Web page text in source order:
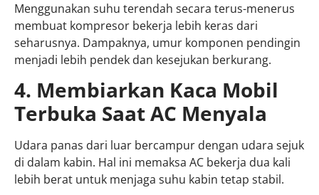
Menggunakan suhu terendah secara terus-menerus
membuat kompresor bekerja lebih keras dari
seharusnya. Dampaknya, umur komponen pendingin
menjadi lebih pendek dan kesejukan berkurang.
4. Membiarkan Kaca Mobil
Terbuka Saat AC Menyala
Udara panas dari luar bercampur dengan udara sejuk
di dalam kabin. Hal ini memaksa AC bekerja dua kali
lebih berat untuk menjaga suhu kabin tetap stabil.